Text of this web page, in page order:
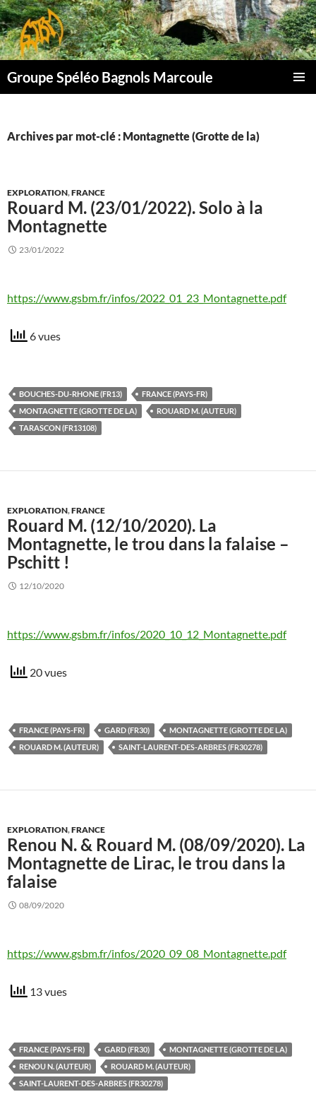
Aller
au
contenu
Groupe Spéléo Bagnols Marcoule
Archives par mot-clé : Montagnette (Grotte de la)
EXPLORATION,FRANCE
Rouard M. (23/01/2022). Solo à la
Montagnette
23/01/2022
https://www.gsbm.fr/infos/2022_01_23_Montagnette.pdf
6 vues
BOUCHES-DU-RHONE (FR13)
FRANCE (PAYS-FR)
MONTAGNETTE (GROTTE DE LA)
ROUARD M. (AUTEUR)
TARASCON (FR13108)
EXPLORATION,FRANCE
Rouard M. (12/10/2020). La
Montagnette, le trou dans la falaise –
Pschitt !
12/10/2020
https://www.gsbm.fr/infos/2020_10_12_Montagnette.pdf
20 vues
FRANCE (PAYS-FR) GARD (FR30)
MONTAGNETTE (GROTTE DE LA)
ROUARD M. (AUTEUR)
SAINT-LAURENT-DES-ARBRES (FR30278)
EXPLORATION,FRANCE
Renou N. & Rouard M. (08/09/2020). La
Montagnette de Lirac, le trou dans la
falaise
08/09/2020
https://www.gsbm.fr/infos/2020_09_08_Montagnette.pdf
13 vues
FRANCE (PAYS-FR) GARD (FR30)
MONTAGNETTE (GROTTE DE LA)
RENOU N. (AUTEUR)
ROUARD M. (AUTEUR)
SAINT-LAURENT-DES-ARBRES (FR30278)